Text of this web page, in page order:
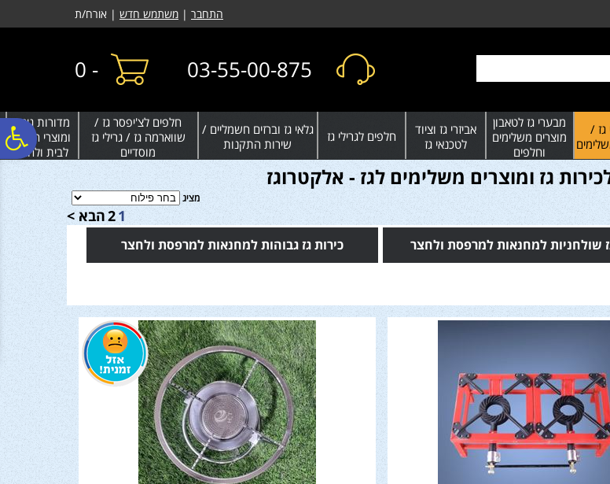
נגישות
אתר
המרכזיהתחבר | משתמש חדש | אורח/ת
03-55-00-875
-
0
גז /
מבערי גז לטאבון
מוצרים משלימים
וחלפים
אביזרי גז וציוד
לטכנאי גז
חלפים לגרילי גז
גלאי גז וברזים חשמליים /
שירות התקנות
חלפים לצ'יפסר גז /
שווארמה גז / גרילי גז
מוסדיים
מדורות גינה
ומוצרי חימום
לבית ולחצר
גז ומוצרים משלימים לגז - אלקטרוגז
מציג
1
2הבא >
שולחניות למחנאות למרפסת ולחצר כירות גז גבוהות למחנאות למרפסת ולחצר